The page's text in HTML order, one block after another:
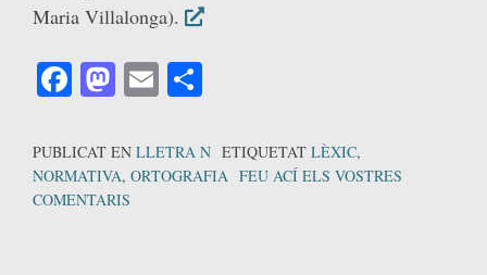
Maria Villalonga).
Facebook
Mastodon
Email
PUBLICAT EN LLETRA N ETIQUETAT LÈXIC,
NORMATIVA, ORTOGRAFIA FEU ACÍ ELS VOSTRES
COMENTARIS